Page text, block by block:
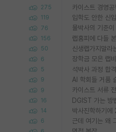
275
119
76
156
50
6
5
9
9
16
14
6
카이스트 경영
입학도 안한 신
물박사의 기준
랩홈피에 다들
신생랩가지말라
장학금 모은 랩
AI 학회들 거품
카이스트 서류
DGIST 가는 방
근데 여기는 왜